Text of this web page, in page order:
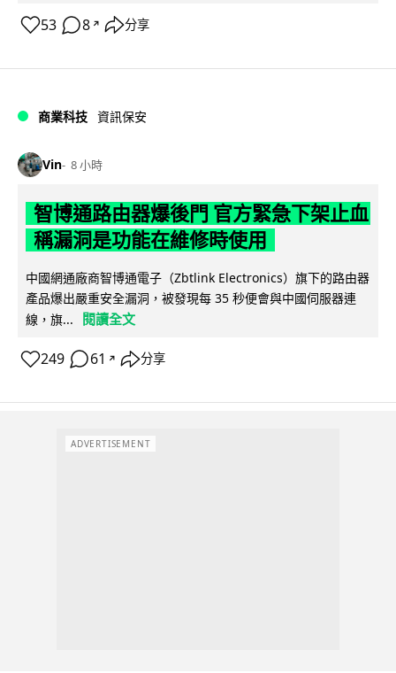
53 8 ↗ 分享
商業科技 資訊保安
Vin 8 小時
智博通路由器爆後門 官方緊急下架止血
稱漏洞是功能在維修時使用
中國網通廠商智博通電子（Zbtlink Electronics）旗下的路由器
產品爆出嚴重安全漏洞，被發現每 35 秒便會與中國伺服器連
線，旗...
閱讀全文
249 61 ↗ 分享
ADVERTISEMENT